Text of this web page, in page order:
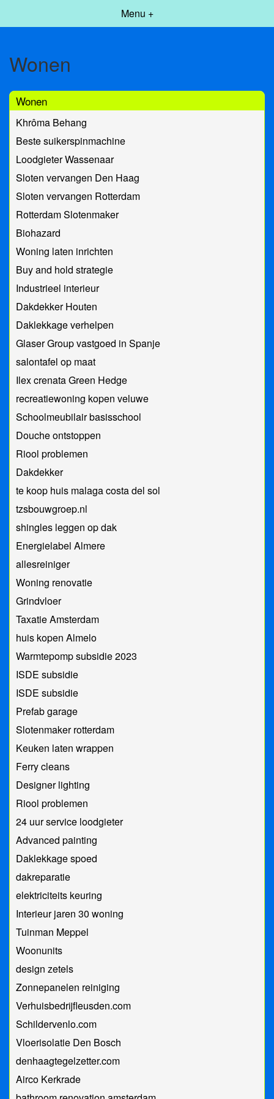
Menu +
Wonen
Wonen
Khrôma Behang
Beste suikerspinmachine
Loodgieter Wassenaar
Sloten vervangen Den Haag
Sloten vervangen Rotterdam
Rotterdam Slotenmaker
Biohazard
Woning laten inrichten
Buy and hold strategie
Industrieel interieur
Dakdekker Houten
Daklekkage verhelpen
Glaser Group vastgoed in Spanje
salontafel op maat
Ilex crenata Green Hedge
recreatiewoning kopen veluwe
Schoolmeubilair basisschool
Douche ontstoppen
Riool problemen
Dakdekker
te koop huis malaga costa del sol
tzsbouwgroep.nl
shingles leggen op dak
Energielabel Almere
allesreiniger
Woning renovatie
Grindvloer
Taxatie Amsterdam
huis kopen Almelo
Warmtepomp subsidie 2023
ISDE subsidie
ISDE subsidie
Prefab garage
Slotenmaker rotterdam
Keuken laten wrappen
Ferry cleans
Designer lighting
Riool problemen
24 uur service loodgieter
Advanced painting
Daklekkage spoed
dakreparatie
elektriciteits keuring
Interieur jaren 30 woning
Tuinman Meppel
Woonunits
design zetels
Zonnepanelen reiniging
Verhuisbedrijfleusden.com
Schildervenlo.com
Vloerisolatie Den Bosch
denhaagtegelzetter.com
Airco Kerkrade